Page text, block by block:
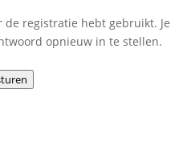
registratie hebt gebruikt. Je
opnieuw in te stellen.